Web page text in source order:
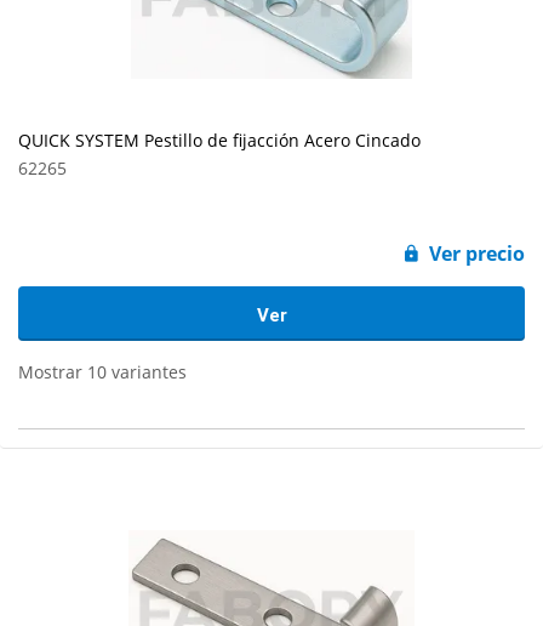
QUICK SYSTEM Pestillo de fijacción Acero Cincado
62265
Ver precio
Ver
Mostrar 10 variantes